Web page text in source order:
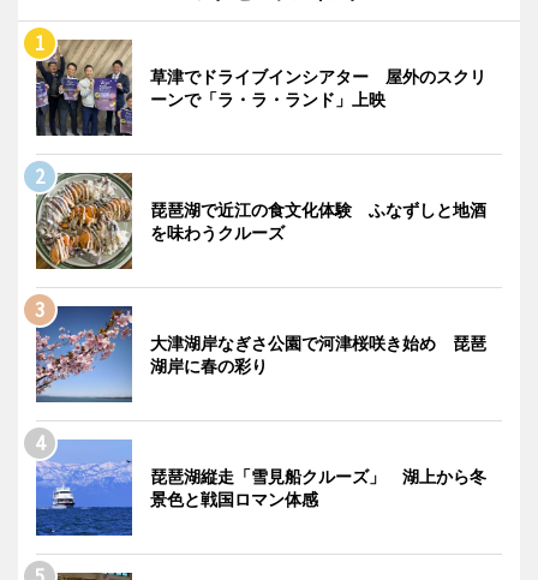
草津でドライブインシアター 屋外のスクリ
ーンで「ラ・ラ・ランド」上映
琵琶湖で近江の食文化体験 ふなずしと地酒
を味わうクルーズ
大津湖岸なぎさ公園で河津桜咲き始め 琵琶
湖岸に春の彩り
琵琶湖縦走「雪見船クルーズ」 湖上から冬
景色と戦国ロマン体感